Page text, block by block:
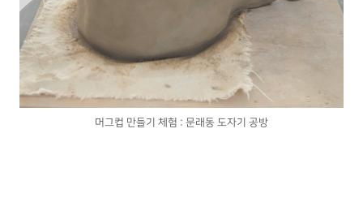
머그컵 만들기 체험 : 문래동 도자기 공방